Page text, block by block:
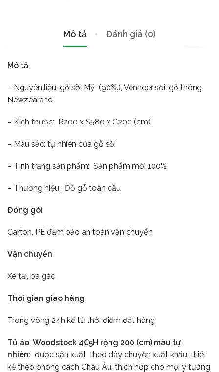
Mô tả Đánh giá (0)
Mô tả
– Nguyên liệu: gỗ sồi Mỹ (90%.), Venneer sồi, gỗ thông
Newzealand
– Kích thước: R200 x S580 x C200 (cm)
– Màu sắc: tự nhiên của gỗ sồi
– Tình trạng sản phẩm: Sản phẩm mới 100%
– Thương hiệu : Đồ gỗ toàn cầu
Đóng gói
Carton, PE đảm bảo an toàn vận chuyển
Vận chuyển
Xe tải, ba gác
Thời gian giao hàng
Trong vòng 24h kể từ thời điểm đặt hàng
Tủ áo Woodstock 4C5H rộng 200 (cm) màu tự
nhiên: được sản xuất theo dây chuyền xuất khẩu, thiết
kế theo phong cách Châu Âu, thích hợp cho mọi ý tưởng